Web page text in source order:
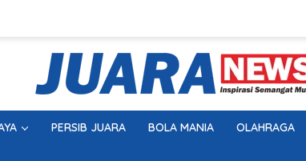
PERSIB JUARA BOLA MANIA OLAHRAGA